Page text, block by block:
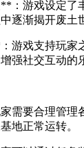
：游戏设定了
逐渐揭开废土
游戏支持玩家
强社交互动的
需要合理管理
地正常运转。